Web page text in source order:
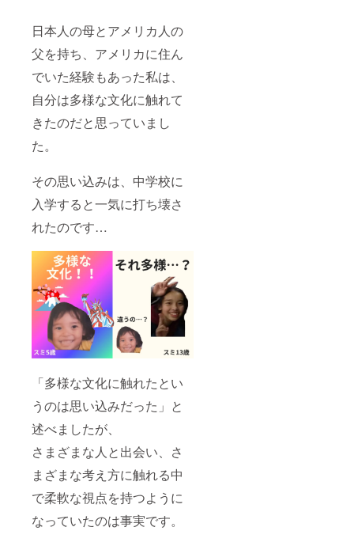
日本人の母とアメリカ人の
父を持ち、アメリカに住ん
でいた経験もあった私は、
自分は多様な文化に触れて
きたのだと思っていまし
た。
その思い込みは、中学校に
入学すると一気に打ち壊さ
れたのです…
「多様な文化に触れたとい
うのは思い込みだった」と
述べましたが、
さまざまな人と出会い、さ
まざまな考え方に触れる中
で柔軟な視点を持つように
なっていたのは事実です。